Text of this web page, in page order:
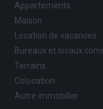
Appartements
Maison
Location de vacances
Bureaux et locaux
Terrains
Colocation
Autre immobilier